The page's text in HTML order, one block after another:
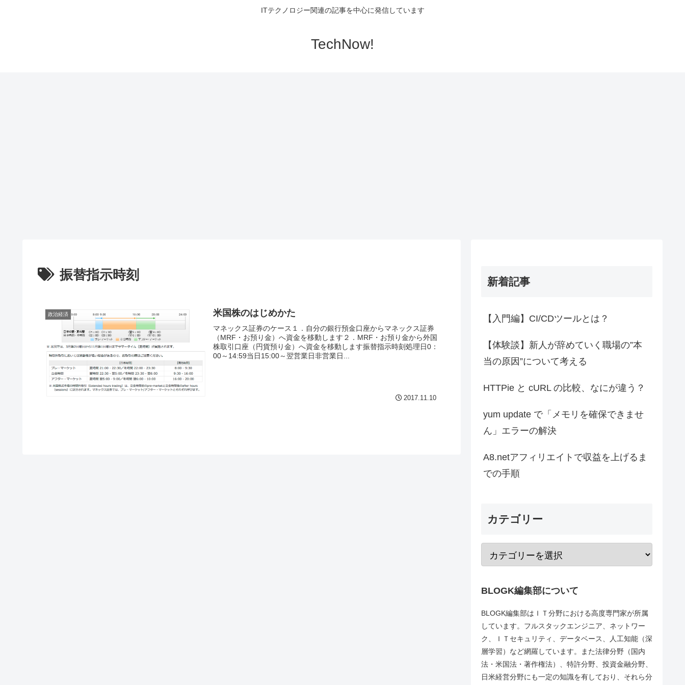
ITテクノロジー関連の記事を中心に発信しています
TechNow!
振替指示時刻
政治経済 米国株のはじめかた
マネックス証券のケース１．自分の銀行預金口座からマネックス証券
（MRF・お預り金）へ資金を移動します２．MRF・お預り金から外国
株取引口座（円貨預り金）へ資金を移動します振替指示時刻処理日0：
00～14:59当日15:00～翌営業日非営業日...
2017.11.10
新着記事
【入門編】CI/CDツールとは？
【体験談】新人が辞めていく職場の”本
当の原因”について考える
HTTPie と cURL の比較、なにが違う？
yum update で「メモリを確保できませ
ん」エラーの解決
A8.netアフィリエイトで収益を上げるま
での手順
カテゴリー
BLOGK編集部について
BLOGK編集部はＩＴ分野における高度専門家が所属
しています。フルスタックエンジニア、ネットワー
ク、ＩＴセキュリティ、データベース、人工知能（深
層学習）など網羅しています。また法律分野（国内
法・米国法・著作権法）、特許分野、投資金融分野、
日米経営分野にも一定の知識を有しており、それら分